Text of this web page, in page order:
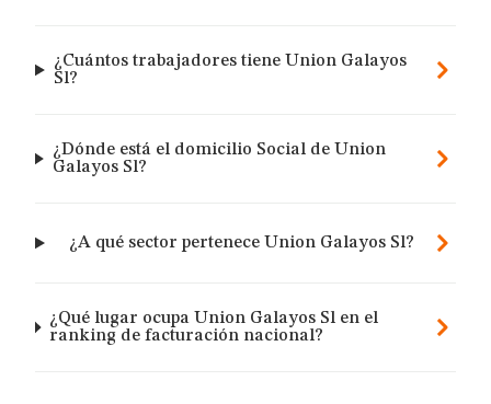
¿Cuántos trabajadores tiene Union Galayos
Sl?
¿Dónde está el domicilio Social de Union
Galayos Sl?
¿A qué sector pertenece Union Galayos Sl?
¿Qué lugar ocupa Union Galayos Sl en el
ranking de facturación nacional?